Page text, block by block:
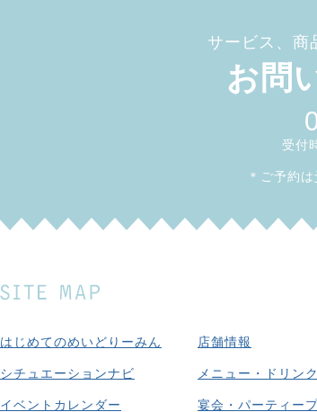
サービス、商
お問
受付
＊ご予約は
はじめてのめいどりーみん
シチュエーションナビ
イベントカレンダー
店舗情報
メニュー・ドリンク
宴会・パーティー